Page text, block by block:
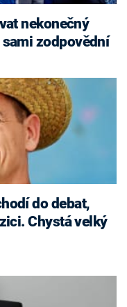
zodpovědní
do debat,
Chystá velký